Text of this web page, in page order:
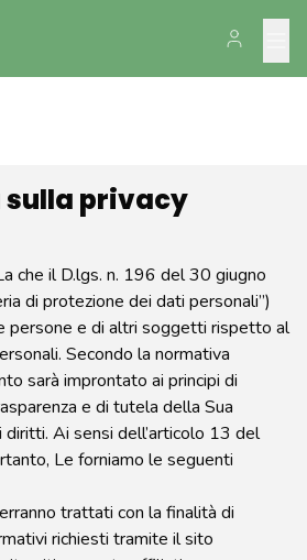
privacy
che il D.lgs. n. 196 del 30 giugno
di protezione dei dati personali”)
persone e di altri soggetti rispetto al
Secondo la normativa
sarà improntato ai principi di
e di tutela della Sua
diritti. Ai sensi dell’articolo 13 del
Le forniamo le seguenti
trattati con la finalità di
richiesti tramite il sito